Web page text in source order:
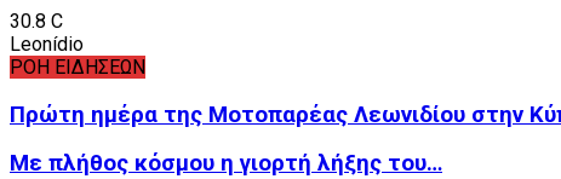
30.8 C
Leonídio
ΡΟΗ ΕΙΔΗΣΕΩΝ
Πρώτη ημέρα της Μοτοπαρέας Λεωνιδίου στην
Με πλήθος κόσμου η γιορτή λήξης του…